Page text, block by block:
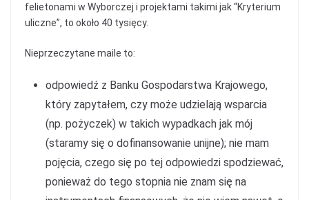
felietonami w Wyborczej i projektami takimi jak “Kryterium
uliczne”, to około 40 tysięcy.
Nieprzeczytane maile to:
odpowiedź z Banku Gospodarstwa Krajowego,
który zapytałem, czy może udzielają wsparcia
(np. pożyczek) w takich wypadkach jak mój
(staramy się o dofinansowanie unijne); nie mam
pojęcia, czego się po tej odpowiedzi spodziewać,
ponieważ do tego stopnia nie znam się na